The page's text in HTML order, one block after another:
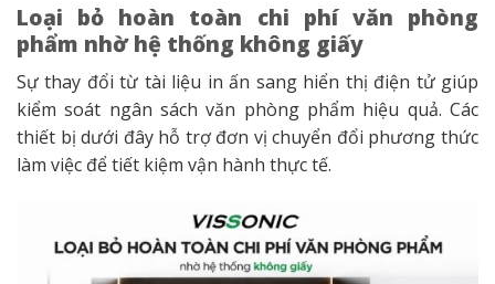
Loại bỏ hoàn toàn chi phí văn phòng
phẩm nhờ hệ thống không giấy
Sự thay đổi từ tài liệu in ấn sang hiển thị điện tử giúp
kiểm soát ngân sách văn phòng phẩm hiệu quả. Các
thiết bị dưới đây hỗ trợ đơn vị chuyển đổi phương thức
làm việc để tiết kiệm vận hành thực tế.